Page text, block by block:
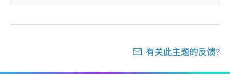
有关此主题的反馈?